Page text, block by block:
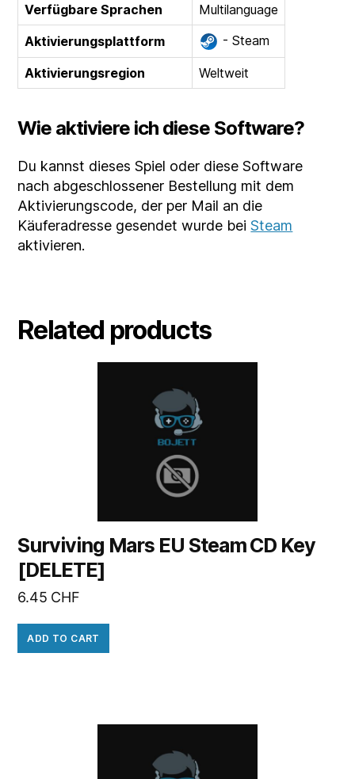
Verfügbare Sprachen
Multilanguage
Aktivierungsplattform
- Steam
Aktivierungsregion Weltweit
Wie aktiviere ich diese Software?
Du kannst dieses Spiel oder diese Software
nach abgeschlossener Bestellung mit dem
Aktivierungscode, der per Mail an die
Käuferadresse gesendet wurde beiSteam
aktivieren.
Related products
Surviving Mars EU Steam CD Key
[DELETE]
6.45 CHF
ADD TO CART